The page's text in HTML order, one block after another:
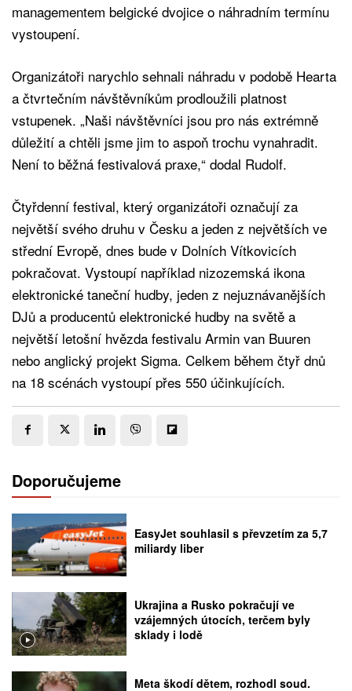
managementem belgické dvojice o náhradním termínu
vystoupení.
Organizátoři narychlo sehnali náhradu v podobě Hearta
a čtvrtečním návštěvníkům prodloužili platnost
vstupenek. „Naši návštěvníci jsou pro nás extrémně
důležití a chtěli jsme jim to aspoň trochu vynahradit.
Není to běžná festivalová praxe,“ dodal Rudolf.
Čtyřdenní festival, který organizátoři označují za
největší svého druhu v Česku a jeden z největších ve
střední Evropě, dnes bude v Dolních Vítkovicích
pokračovat. Vystoupí například nizozemská ikona
elektronické taneční hudby, jeden z nejuznávanějších
DJů a producentů elektronické hudby na světě a
největší letošní hvězda festivalu Armin van Buuren
nebo anglický projekt Sigma. Celkem během čtyř dnů
na 18 scénách vystoupí přes 550 účinkujících.
Doporučujeme
EasyJet souhlasil s převzetím za 5,7
miliardy liber
Ukrajina a Rusko pokračují ve
vzájemných útocích, terčem byly
sklady i lodě
Meta škodí dětem, rozhodl soud.